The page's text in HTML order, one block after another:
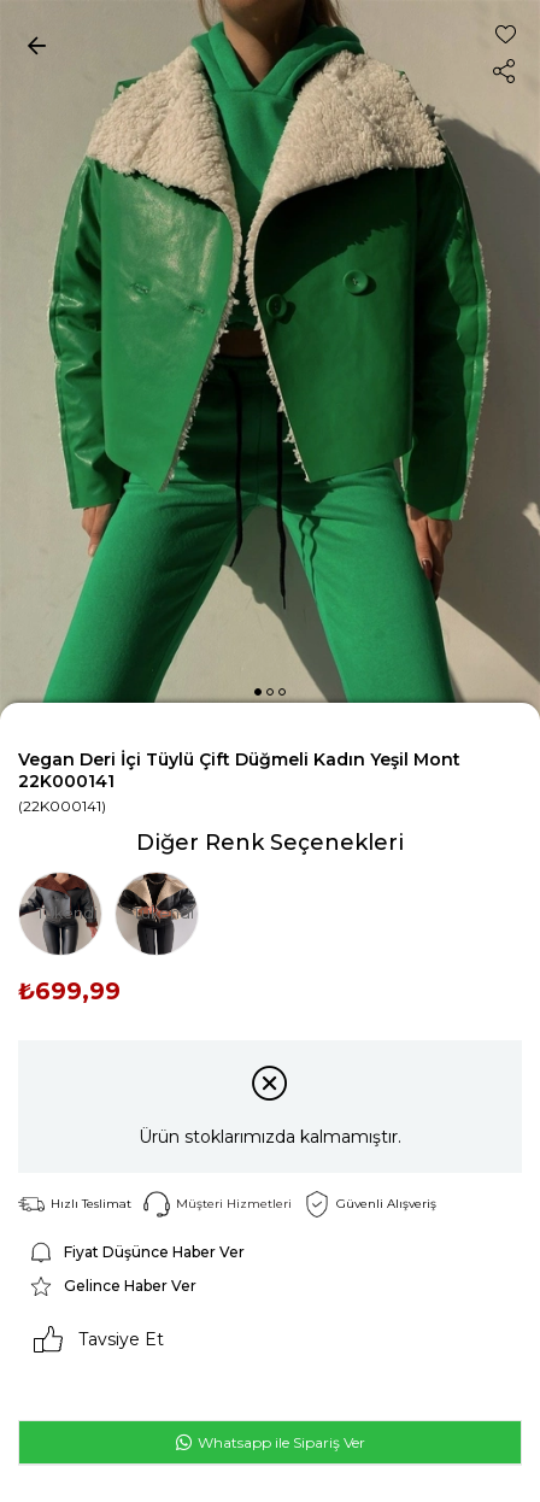
Vegan Deri İçi Tüylü Çift Düğmeli Kadın Yeşil Mont
22K000141
(22K000141)
Diğer Renk Seçenekleri
Tükendi Tükendi
₺699,99
Ürün stoklarımızda kalmamıştır.
Hızlı Teslimat Müşteri Hizmetleri Güvenli Alışveriş
Fiyat Düşünce Haber Ver
Gelince Haber Ver
Tavsiye Et
Whatsapp ile Sipariş Ver